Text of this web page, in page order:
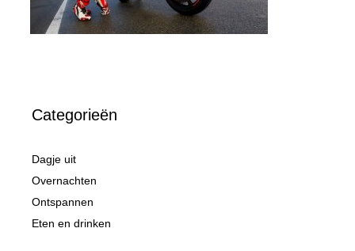
Categorieën
Dagje uit
Overnachten
Ontspannen
Eten en drinken